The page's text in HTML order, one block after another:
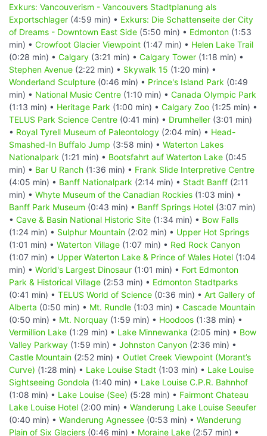
Exkurs: Vancouverism - Vancouvers Stadtplanung als
Exportschlager (4:59 min) • Exkurs: Die Schattenseite der City
of Dreams - Downtown East Side (5:50 min) • Edmonton (1:53
min) • Crowfoot Glacier Viewpoint (1:47 min) • Helen Lake Trail
(0:28 min) • Calgary (3:21 min) • Calgary Tower (1:18 min) •
Stephen Avenue (2:22 min) • Skywalk 15 (1:20 min) •
Wonderland Sculpture (0:46 min) • Prince's Island Park (0:49
min) • National Music Centre (1:10 min) • Canada Olympic Park
(1:13 min) • Heritage Park (1:00 min) • Calgary Zoo (1:25 min) •
TELUS Park Science Centre (0:41 min) • Drumheller (3:01 min)
• Royal Tyrell Museum of Paleontology (2:04 min) • Head-
Smashed-In Buffalo Jump (3:58 min) • Waterton Lakes
Nationalpark (1:21 min) • Bootsfahrt auf Waterton Lake (0:45
min) • Bar U Ranch (1:36 min) • Frank Slide Interpretive Centre
(4:05 min) • Banff Nationalpark (2:14 min) • Stadt Banff (2:11
min) • Whyte Museum of the Canadian Rockies (1:03 min) •
Banff Park Museum (0:43 min) • Banff Springs Hotel (3:07 min)
• Cave & Basin National Historic Site (1:34 min) • Bow Falls
(1:24 min) • Sulphur Mountain (2:02 min) • Upper Hot Springs
(1:01 min) • Waterton Village (1:07 min) • Red Rock Canyon
(1:07 min) • Upper Waterton Lake & Prince of Wales Hotel (1:04
min) • World's Largest Dinosaur (1:01 min) • Fort Edmonton
Park & Historical Village (2:53 min) • Edmonton Stadtparks
(0:41 min) • TELUS World of Science (0:36 min) • Art Gallery of
Alberta (0:50 min) • Mt. Rundle (1:03 min) • Cascade Mountain
(0:50 min) • Mt. Norquay (1:59 min) • Hoodoos (1:38 min) •
Vermillion Lake (1:29 min) • Lake Minnewanka (2:05 min) • Bow
Valley Parkway (1:59 min) • Johnston Canyon (2:36 min) •
Castle Mountain (2:52 min) • Outlet Creek Viewpoint (Morant’s
Curve) (1:28 min) • Lake Louise Stadt (1:03 min) • Lake Louise
Sightseeing Gondola (1:40 min) • Lake Louise C.P.R. Bahnhof
(1:08 min) • Lake Louise (See) (5:28 min) • Fairmont Chateau
Lake Louise Hotel (2:00 min) • Wanderung Lake Louise Seeufer
(0:40 min) • Wanderung Agnessee (0:53 min) • Wanderung
Plain of Six Glaciers (0:46 min) • Moraine Lake (2:57 min) •